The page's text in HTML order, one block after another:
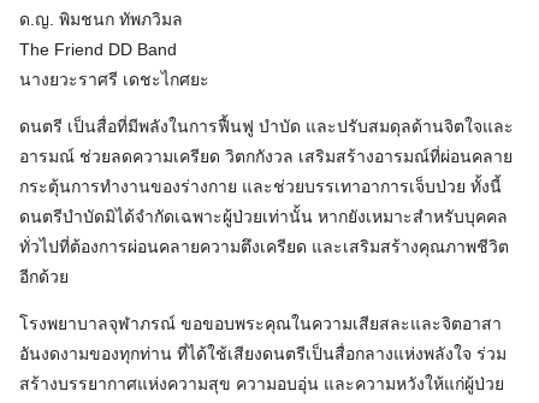
ด.ญ. พิมชนก ทัพภวิมล
The Friend DD Band
นางยวะราศรี เดชะไกศยะ
ดนตรี เป็นสื่อที่มีพลังในการฟื้นฟู บำบัด และปรับสมดุลด้านจิตใจและ
อารมณ์ ช่วยลดความเครียด วิตกกังวล เสริมสร้างอารมณ์ที่ผ่อนคลาย
กระตุ้นการทำงานของร่างกาย และช่วยบรรเทาอาการเจ็บป่วย ทั้งนี้
ดนตรีบำบัดมิได้จำกัดเฉพาะผู้ป่วยเท่านั้น หากยังเหมาะสำหรับบุคคล
ทั่วไปที่ต้องการผ่อนคลายความตึงเครียด และเสริมสร้างคุณภาพชีวิต
อีกด้วย
โรงพยาบาลจุฬาภรณ์ ขอขอบพระคุณในความเสียสละและจิตอาสา
อันงดงามของทุกท่าน ที่ได้ใช้เสียงดนตรีเป็นสื่อกลางแห่งพลังใจ ร่วม
สร้างบรรยากาศแห่งความสุข ความอบอุ่น และความหวังให้แก่ผู้ป่วย